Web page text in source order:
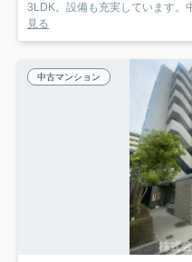
3LDK。設備も充実しています。
見る
中古マンション